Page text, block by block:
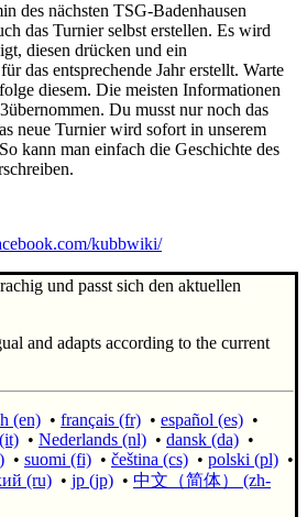
des nächsten TSG-Badenhausen
das Turnier selbst erstellen. Es wird
diesen drücken und ein
das entsprechende Jahr erstellt. Warte
diesem. Die meisten Informationen
Du musst nur noch das
neue Turnier wird sofort in unserem
kann man einfach die Geschichte des
kubbwiki/
und passt sich den aktuellen
and adapts according to the current
(en) • français (fr) • español (es) •
• Nederlands (nl) • dansk (da) •
• suomi (fi) • čeština (cs) • polski (pl) •
(ru) • jp (jp) • 中文（简体）‎ (zh-